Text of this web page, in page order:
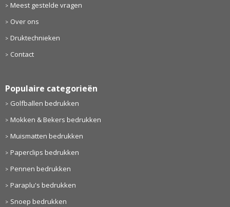
Meest gestelde vragen
Over ons
Druktechnieken
Contact
Populaire categorieën
Golfballen bedrukken
Mokken & Bekers bedrukken
Muismatten bedrukken
Paperclips bedrukken
Pennen bedrukken
Paraplu's bedrukken
Snoep bedrukken